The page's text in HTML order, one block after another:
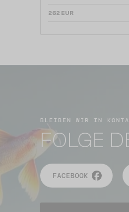
262 EUR
BLEIBEN WIR IN
FOLGE
FACEBOOK